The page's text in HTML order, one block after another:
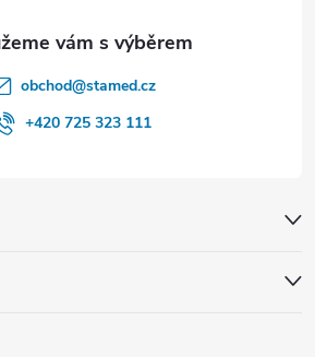
obchod@stamed.cz
+420 725 323 111